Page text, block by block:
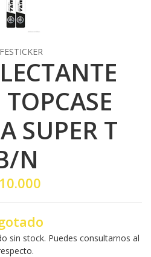
SUPER T
N
sin stock. Puedes consultarnos al